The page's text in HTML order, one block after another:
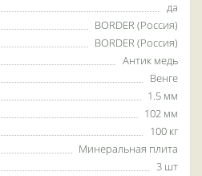
да
BORDER (Россия)
BORDER (Россия)
Антик медь
Венге
1.5 мм
102 мм
100 кг
Минеральная плита
3 шт